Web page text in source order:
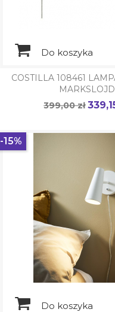
Do koszyka
COSTILLA 108461
MARKSLOJD
Cena
399,00 zł Cena
Do koszyka
-15%